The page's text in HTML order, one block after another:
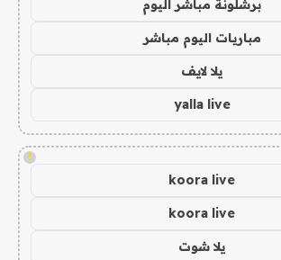
برشلونة مباشر اليوم
مباريات اليوم مباشر
يلا لايف
yalla live
!
koora live
koora live
يلا شوت